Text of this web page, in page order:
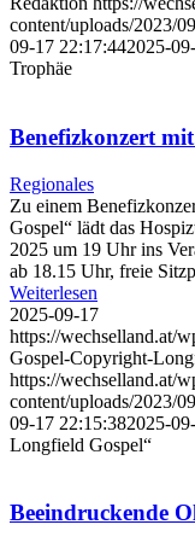
content/uploads/2023/
09-17 22:17:442025-
Trophäe
Benefizkonzert
Regionales
Zu einem
Gospel“ lädt das
2025 um 19 Uhr ins
ab 18.15 Uhr, freie
Weiterlesen
2025-09-17
https://wechselland.at/
Gospel-Copyright-
https://wechselland.at/
content/uploads/2023/
09-17 22:15:382025-
Longfield Gospel“
Beeindruckende